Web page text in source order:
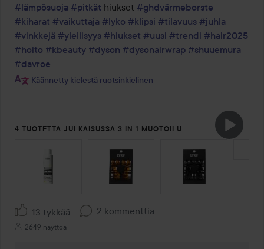
#lämpösuoja #pitkät hiukset #ghdvärmeborste
#kiharat #vaikuttaja #lyko #klipsi #tilavuus #juhla
#vinkkejä #ylellisyys #hiukset #uusi #trendi #hair2025
#hoito #kbeauty #dyson #dysonairwrap #shuuemura
#davroe
Käännetty kielestä ruotsinkielinen
4 TUOTETTA JULKAISUSSA 3 IN 1 MUOTOILU
OHITA OSIO
13 tykkää 2 kommenttia
2649 näyttöä